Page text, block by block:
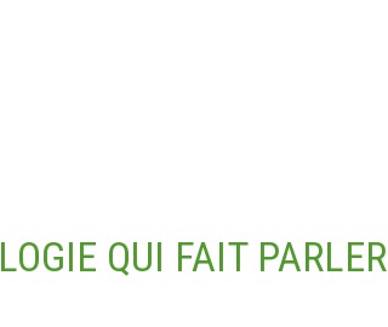
QUI FAIT PARLER